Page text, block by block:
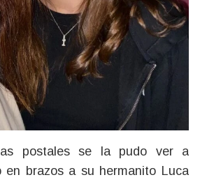
postales se la pudo ver a
en brazos a su hermanito Luca